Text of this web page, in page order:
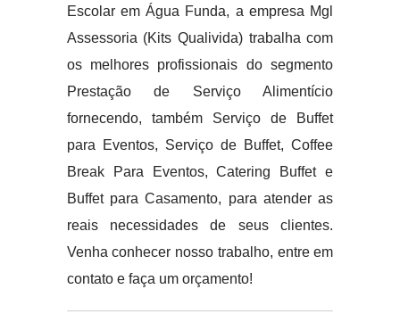
Escolar em Água Funda, a empresa Mgl
Assessoria (Kits Qualivida) trabalha com
os melhores profissionais do segmento
Prestação de Serviço Alimentício
fornecendo, também Serviço de Buffet
para Eventos, Serviço de Buffet, Coffee
Break Para Eventos, Catering Buffet e
Buffet para Casamento, para atender as
reais necessidades de seus clientes.
Venha conhecer nosso trabalho, entre em
contato e faça um orçamento!